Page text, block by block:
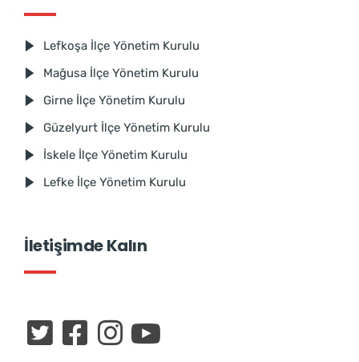
Lefkoşa İlçe Yönetim Kurulu
Mağusa İlçe Yönetim Kurulu
Girne İlçe Yönetim Kurulu
Güzelyurt İlçe Yönetim Kurulu
İskele İlçe Yönetim Kurulu
Lefke İlçe Yönetim Kurulu
İletişimde Kalın